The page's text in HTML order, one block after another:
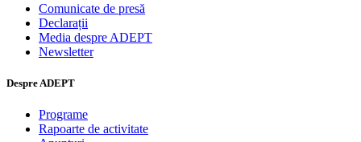
Comunicate de presă
Declarații
Media despre ADEPT
Newsletter
Despre ADEPT
Programe
Rapoarte de activitate